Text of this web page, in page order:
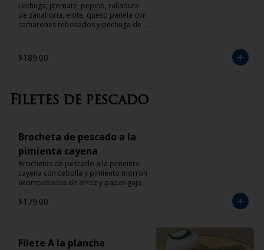
Lechuga, jitomate, pepino, ralladura
de zanahoria, elote, queso panela con
camarones rebozados y pechuga de
$189.00
Filetes de pescado
Brocheta de pescado a la
pimienta cayena
Brochetas de pescado a la pimeinta
cayena con cebolla y pimiento morron
acompañadas de arroz y papas gajo
$179.00
Filete A la plancha